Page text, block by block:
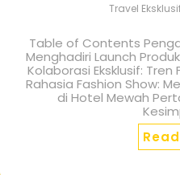
Travel
Table of Contents
Menghadiri Launch
Kolaborasi Eksklusif: Tren
Rahasia Fashion Show:
di Hotel Mewah